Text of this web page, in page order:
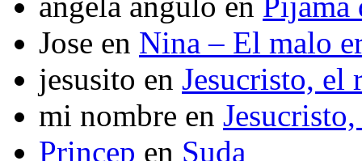
Jose en Nina – El malo
jesusito en Jesucristo, el
mi nombre en
Princep en Suda